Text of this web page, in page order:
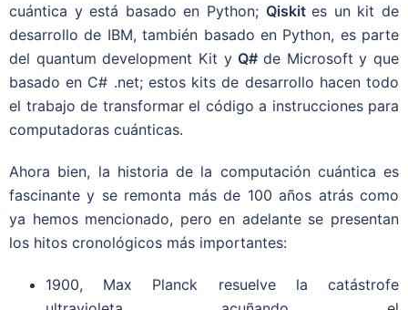
cuántica y está basado en Python; Qiskites un kit de
desarrollo de IBM, también basado en Python, es parte
del quantum development Kit y Q#de Microsoft y que
basado en C# .net; estos kits de desarrollo hacen todo
el trabajo de transformar el código a instrucciones para
computadoras cuánticas.
Ahora bien, la historia de la computación cuántica es
fascinante y se remonta más de 100 años atrás como
ya hemos mencionado, pero en adelante se presentan
los hitos cronológicos más importantes:
1900, Max Planck resuelve la catástrofe